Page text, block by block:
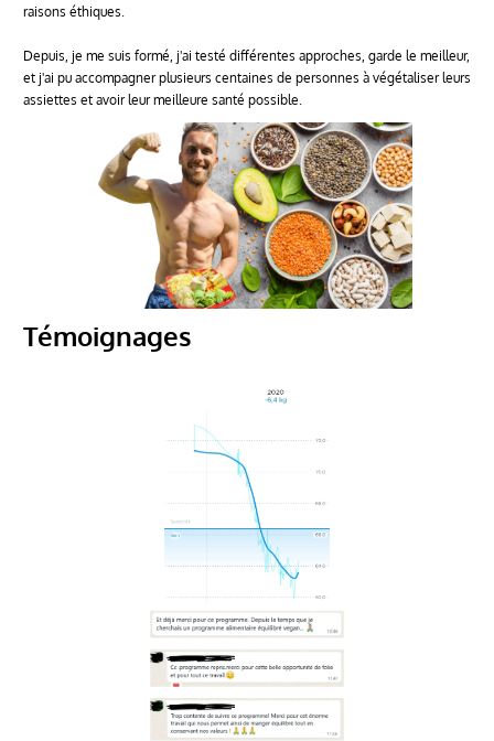
raisons éthiques.
Depuis, je me suis formé, j'ai testé différentes approches, garde le meilleur,
et j'ai pu accompagner plusieurs centaines de personnes à végétaliser leurs
assiettes et avoir leur meilleure santé possible.
Témoignages